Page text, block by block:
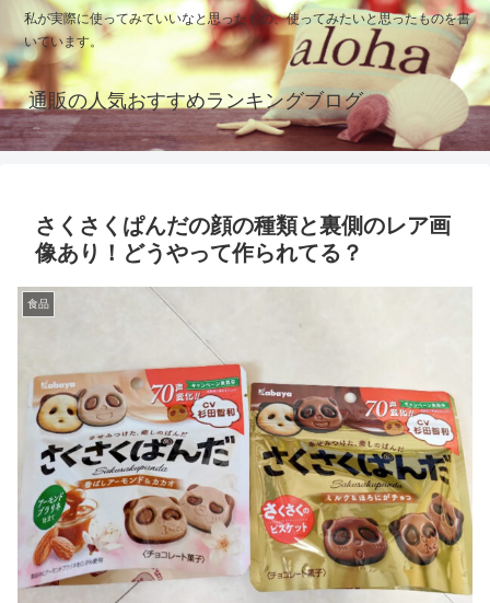
私が実際に使ってみていいなと思ったもの、使ってみたいと思ったものを書
いています。
通販の人気おすすめランキングブログ
さくさくぱんだの顔の種類と裏側のレア画
像あり！どうやって作られてる？
食品